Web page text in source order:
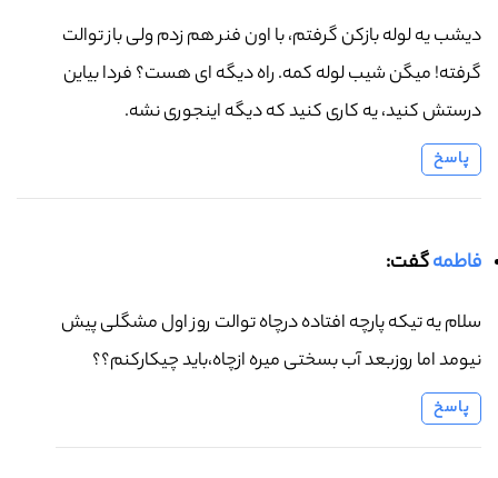
دیشب یه لوله بازکن گرفتم، با اون فنر هم زدم ولی باز توالت
گرفته! میگن شیب لوله کمه. راه دیگه ای هست؟ فردا بیاین
درستش کنید، یه کاری کنید که دیگه اینجوری نشه.
پاسخ
فاطمهگفت:
سلام یه تیکه پارچه افتاده درچاه توالت روز اول مشگلی پیش
نیومد اما روزبعد آب بسختی میره ازچاه،باید چیکارکنم؟؟
پاسخ